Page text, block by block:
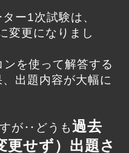
ー1次試験は、
変更になりまし
を使って解答する
出題内容が大幅に
が‥どうも過去
更せず）出題さ